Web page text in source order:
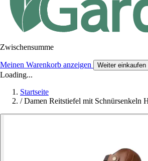
Zwischensumme
Meinen Warenkorb anzeigen Weiter einkaufen
Loading...
Startseite
/ Damen Reitstiefel mit Schnürsenkeln